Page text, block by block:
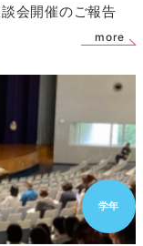
会開催のご報告
more
学年